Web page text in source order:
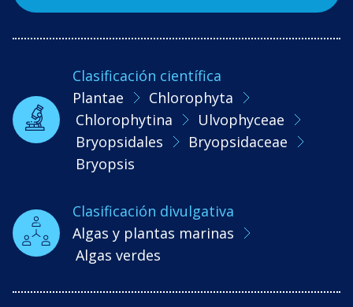
Clasificación científica
Plantae
Chlorophyta
Chlorophytina
Ulvophyceae
Bryopsidales
Bryopsidaceae
Bryopsis
Clasificación divulgativa
Algas y plantas marinas
Algas verdes